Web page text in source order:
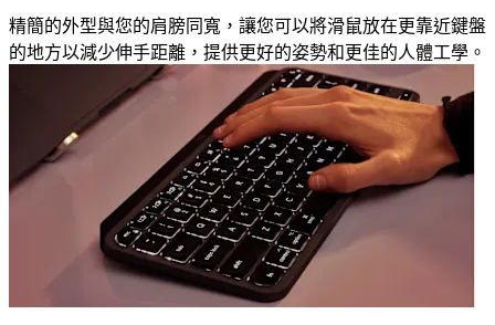
精簡的外型與您的肩膀同寬，讓您可以將滑鼠放在更靠近鍵盤
的地方以減少伸手距離，提供更好的姿勢和更佳的人體工學。